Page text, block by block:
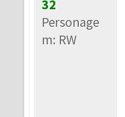
32
Personage
m: RW